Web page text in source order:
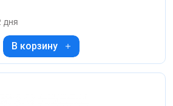
дня
В корзину